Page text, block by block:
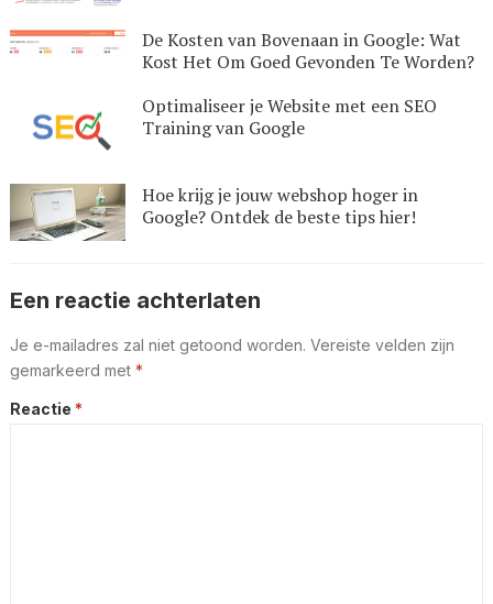
De Kosten van Bovenaan in Google: Wat
Kost Het Om Goed Gevonden Te Worden?
Optimaliseer je Website met een SEO
Training van Google
Hoe krijg je jouw webshop hoger in
Google? Ontdek de beste tips hier!
Een reactie achterlaten
Je e-mailadres zal niet getoond worden. Vereiste velden zijn
gemarkeerd met *
Reactie *